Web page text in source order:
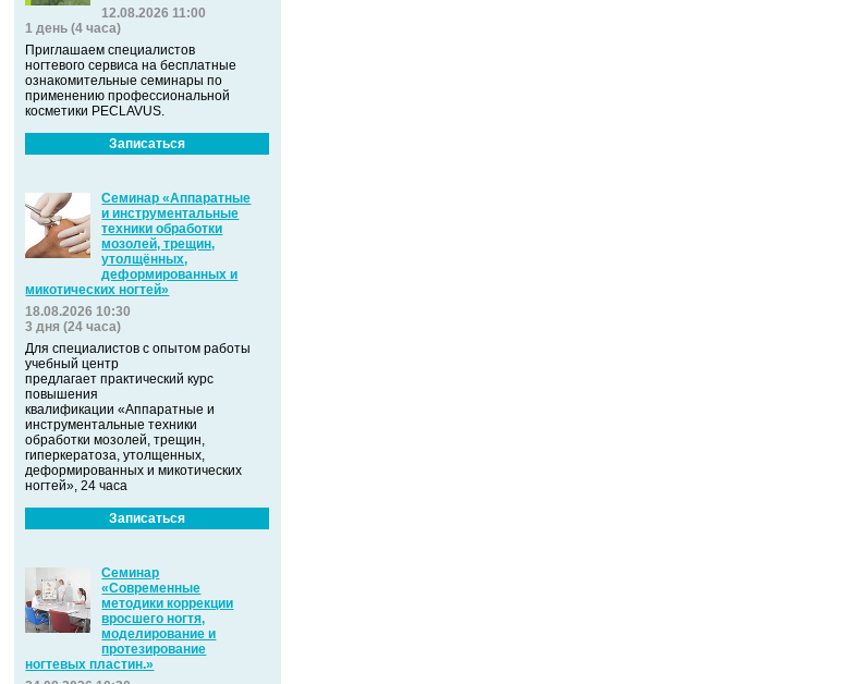
12.08.2026 11:00
1 день (4 часа)
Приглашаем специалистов
ногтевого сервиса на бесплатные
ознакомительные семинары по
применению профессиональной
косметики PECLAVUS.
Записаться
Семинар «Аппаратные
и инструментальные
техники обработки
мозолей, трещин,
утолщённых,
деформированных и
микотических ногтей»
18.08.2026 10:30
3 дня (24 часа)
Для специалистов с опытом работы
учебный центр
предлагает практический курс
повышения
квалификации «Аппаратные и
инструментальные техники
обработки мозолей, трещин,
гиперкератоза, утолщенных,
деформированных и микотических
ногтей», 24 часа
Записаться
Семинар
«Современные
методики коррекции
вросшего ногтя,
моделирование и
протезирование
ногтевых пластин.»